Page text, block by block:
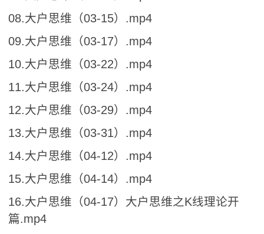
08.大户思维（03-15）.mp4
09.大户思维（03-17）.mp4
10.大户思维（03-22）.mp4
11.大户思维（03-24）.mp4
12.大户思维（03-29）.mp4
13.大户思维（03-31）.mp4
14.大户思维（04-12）.mp4
15.大户思维（04-14）.mp4
16.大户思维（04-17）大户思维之K线理论开
篇.mp4